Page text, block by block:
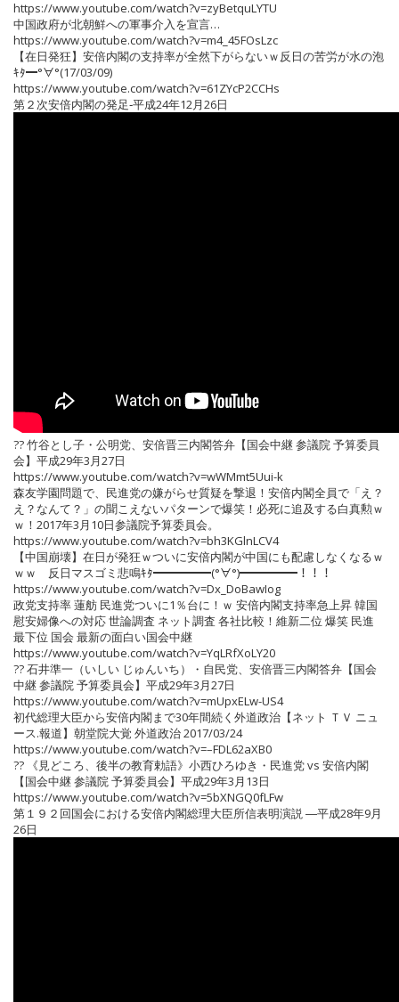
https://www.youtube.com/watch?v=zyBetquLYTU
中国政府が北朝鮮への軍事介入を宣言…
https://www.youtube.com/watch?v=m4_45FOsLzc
【在日発狂】安倍内閣の支持率が全然下がらないｗ反日の苦労が水の泡
ｷﾀ━°∀°(17/03/09)
https://www.youtube.com/watch?v=61ZYcP2CCHs
第２次安倍内閣の発足‐平成24年12月26日
?? 竹谷とし子・公明党、安倍晋三内閣答弁【国会中継 参議院 予算委員
会】平成29年3月27日
https://www.youtube.com/watch?v=wWMmt5Uui-k
森友学園問題で、民進党の嫌がらせ質疑を撃退！安倍内閣全員で「え？
え？なんて？」の聞こえないパターンで爆笑！必死に追及する白真勲ｗ
ｗ！2017年3月10日参議院予算委員会。
https://www.youtube.com/watch?v=bh3KGlnLCV4
【中国崩壊】在日が発狂ｗついに安倍内閣が中国にも配慮しなくなるｗ
ｗｗ 反日マスゴミ悲鳴ｷﾀ━━━━━(°∀°)━━━━━！！！
https://www.youtube.com/watch?v=Dx_DoBawIog
政党支持率 蓮舫 民進党ついに1％台に！ｗ 安倍内閣支持率急上昇 韓国
慰安婦像への対応 世論調査 ネット調査 各社比較！維新二位 爆笑 民進
最下位 国会 最新の面白い国会中継
https://www.youtube.com/watch?v=YqLRfXoLY20
?? 石井準一（いしい じゅんいち）・自民党、安倍晋三内閣答弁【国会
中継 参議院 予算委員会】平成29年3月27日
https://www.youtube.com/watch?v=mUpxELw-US4
初代総理大臣から安倍内閣まで30年間続く外道政治【ネット ＴＶ ニュ
ース.報道】朝堂院大覚 外道政治 2017/03/24
https://www.youtube.com/watch?v=–FDL62aXB0
?? 《見どころ、後半の教育勅語》小西ひろゆき・民進党 vs 安倍内閣
【国会中継 参議院 予算委員会】平成29年3月13日
https://www.youtube.com/watch?v=5bXNGQ0fLFw
第１９２回国会における安倍内閣総理大臣所信表明演説 ―平成28年9月
26日